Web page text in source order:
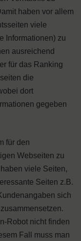
haben vor allem
viele
Informationen) zu
ausreichend
für das Ranking
die
dort
gegeben
für den
Webseiten zu
viele Seiten,
Seiten z.B.
sich
Robot nicht finden
Fall muss man